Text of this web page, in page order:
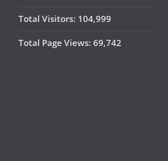
Total Visitors: 104,999
Total Page Views: 69,742